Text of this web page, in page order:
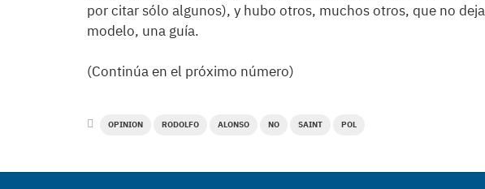
por citar sólo algunos), y hubo otros, muchos otros, que no
modelo, una guía.
(Continúa en el próximo número)
OPINION RODOLFO ALONSO NO SAINT POL